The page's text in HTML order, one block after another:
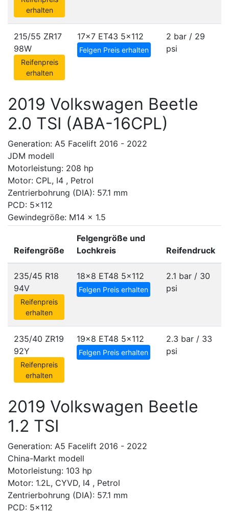
erhalten
215/55 ZR17
98W
Reifenpreis
erhalten
17x7 ET43 5x112
Felgen Preis erhalten
2 bar / 29
psi
2019 Volkswagen Beetle
2.0 TSI (ABA-16CPL)
Generation: A5 Facelift 2016 - 2022
JDM modell
Motorleistung: 208 hp
Motor: CPL, I4 , Petrol
Zentrierbohrung (DIA): 57.1 mm
PCD: 5x112
Gewindegröße: M14 x 1.5
Reifengröße
Felgengröße und
Lochkreis
Reifendruck
235/45 R18
94V
Reifenpreis
erhalten
18x8 ET48 5x112
Felgen Preis erhalten
2.1 bar / 30
psi
235/40 ZR19
92Y
Reifenpreis
erhalten
19x8 ET48 5x112
Felgen Preis erhalten
2.3 bar / 33
psi
2019 Volkswagen Beetle
1.2 TSI
Generation: A5 Facelift 2016 - 2022
China-Markt modell
Motorleistung: 103 hp
Motor: 1.2L, CYVD, I4 , Petrol
Zentrierbohrung (DIA): 57.1 mm
PCD: 5x112